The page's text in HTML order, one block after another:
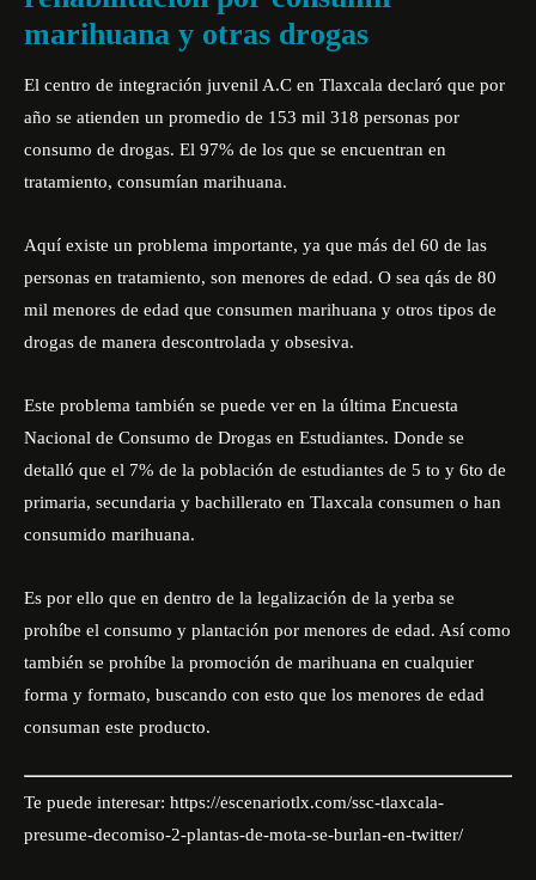
marihuana y otras drogas
El centro de integración juvenil A.C en Tlaxcala declaró que por
año se atienden un promedio de 153 mil 318 personas por
consumo de drogas. El 97% de los que se encuentran en
tratamiento, consumían marihuana.
Aquí existe un problema importante, ya que más del 60 de las
personas en tratamiento, son menores de edad. O sea qás de 80
mil menores de edad que consumen marihuana y otros tipos de
drogas de manera descontrolada y obsesiva.
Este problema también se puede ver en la última Encuesta
Nacional de Consumo de Drogas en Estudiantes. Donde se
detalló que el 7% de la población de estudiantes de 5 to y 6to de
primaria, secundaria y bachillerato en Tlaxcala consumen o han
consumido marihuana.
Es por ello que en dentro de la legalización de la yerba se
prohíbe el consumo y plantación por menores de edad. Así como
también se prohíbe la promoción de marihuana en cualquier
forma y formato, buscando con esto que los menores de edad
consuman este producto.
Te puede interesar: https://escenariotlx.com/ssc-tlaxcala-
presume-decomiso-2-plantas-de-mota-se-burlan-en-twitter/